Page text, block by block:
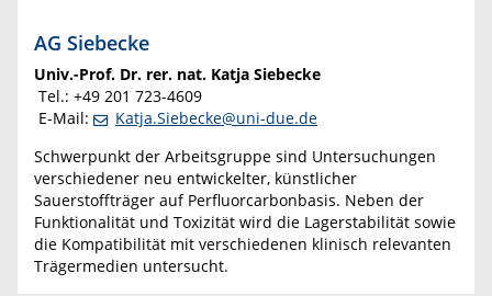
AG Siebecke
Univ.-Prof. Dr. rer. nat. Katja Siebecke
Tel.: +49 201 723-4609
E-Mail:
Katja.Siebecke@uni-due.de
Schwerpunkt der Arbeitsgruppe sind Untersuchungen
verschiedener neu entwickelter, künstlicher
Sauerstoffträger auf Perfluorcarbonbasis. Neben der
Funktionalität und Toxizität wird die Lagerstabilität sowie
die Kompatibilität mit verschiedenen klinisch relevanten
Trägermedien untersucht.